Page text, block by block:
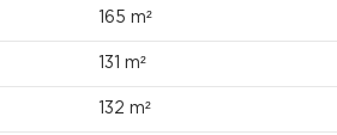
165 m²
131 m²
132 m²